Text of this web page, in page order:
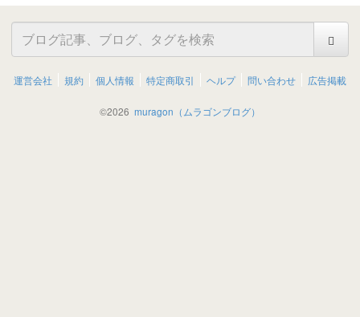
運営会社 規約 個人情報 特定商取引 ヘルプ 問い合わせ 広告掲載
©2026 muragon（ムラゴンブログ）